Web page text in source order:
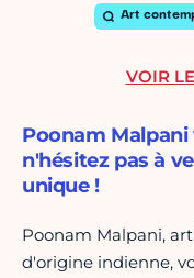
Art
Poonam
n'hésitez pas à
unique !
Poonam Malpani,
d'origine indienne,
VOIR